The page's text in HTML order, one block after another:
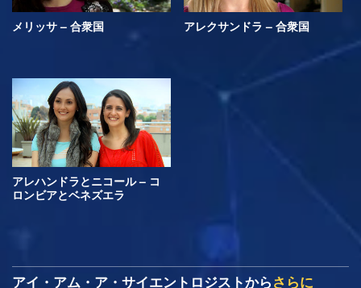
メリッサ – 合衆国 アレクサンドラ – 合衆国
アレハンドラとニコール – コ
ロンビアとベネズエラ
アイ・アム・ア・サイエントロジストからさらに